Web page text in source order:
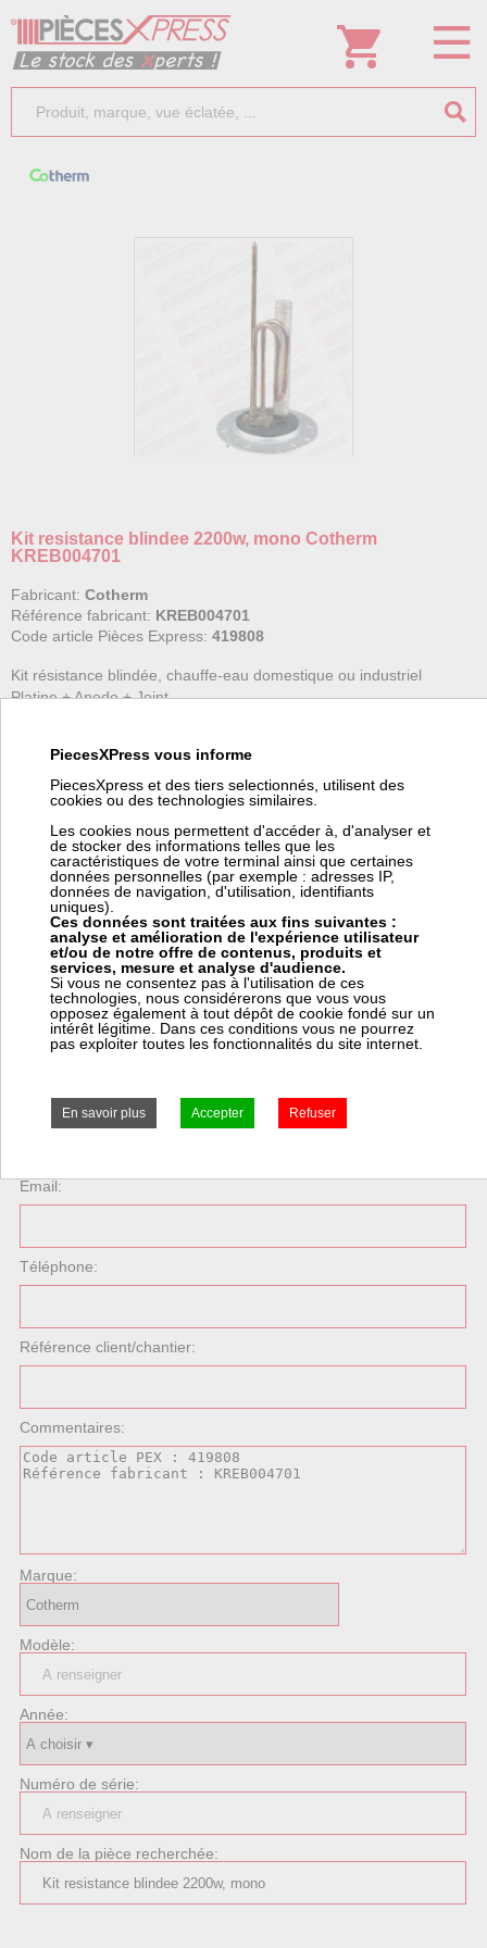
Kit resistance blindee 2200w, mono Cotherm
KREB004701
Fabricant: Cotherm
Référence fabricant: KREB004701
Code article Pièces Express: 419808
Kit résistance blindée, chauffe-eau domestique ou industriel
Platine + Anode + Joint
Application chauffe-eau :
- Fleck
Cet article Cotherm est sur devis.
Nous pouvons demander au fabricant le prix de l'article
Cothermdont la référence estKREB004701(Kit resistance
blindee 2200w, mono).
Pour cela, merci de remplir le formulaire de demande de prix.
Votre nom:
Email:
Téléphone:
Référence client/chantier:
Commentaires:
Marque:
Modèle:
Année:
Numéro de série:
Nom de la pièce recherchée:
PiecesXPress vous informe
PiecesXpress et des tiers selectionnés, utilisent des
cookies ou des technologies similaires.
Les cookies nous permettent d'accéder à, d'analyser et
de stocker des informations telles que les
caractéristiques de votre terminal ainsi que certaines
données personnelles (par exemple : adresses IP,
données de navigation, d'utilisation, identifiants
uniques).
Ces données sont traitées aux fins suivantes :
analyse et amélioration de l'expérience utilisateur
et/ou de notre offre de contenus, produits et
services, mesure et analyse d'audience.
Si vous ne consentez pas à l'utilisation de ces
technologies, nous considérerons que vous vous
opposez également à tout dépôt de cookie fondé sur un
intérêt légitime. Dans ces conditions vous ne pourrez
pas exploiter toutes les fonctionnalités du site internet.